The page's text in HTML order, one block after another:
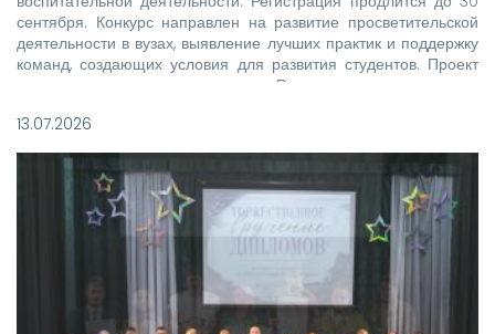
сентября. Конкурс направлен на развитие просветительской
деятельности в вузах, выявление лучших практик и поддержку
команд, создающих условия для развития студентов. Проект
реализуется при поддержке Росмолодежи в рамках
13.07.2026